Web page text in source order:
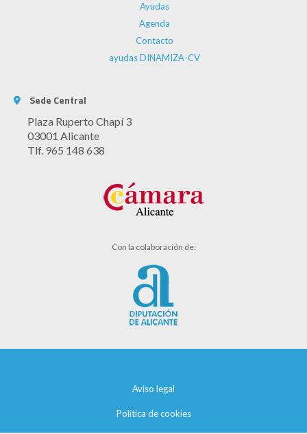
Ayudas
Agenda
Contacto
ayudas DINAMIZA-CV
Sede Central
Plaza Ruperto Chapí 3
03001 Alicante
Tlf. 965 148 638
Con la colaboración de:
Aviso legal
Política de cookies